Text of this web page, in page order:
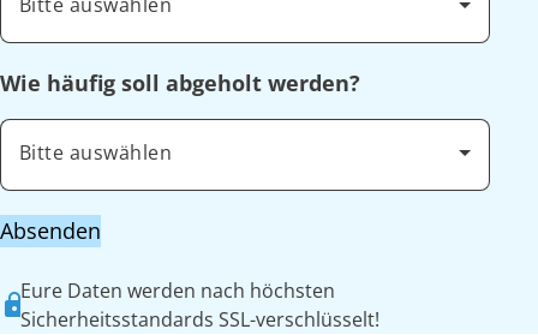
Wie häufig soll abgeholt werden?
Bitte auswählen
Absenden
Eure Daten werden nach höchsten
Sicherheitsstandards SSL-verschlüsselt!